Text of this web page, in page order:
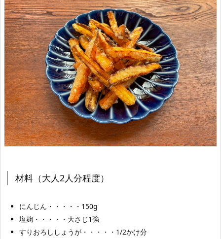
材料（大人2人分程度）
にんじん・・・・・150g
塩麹・・・・・大さじ1強
すりおろししょうが・・・・・1/2かけ分